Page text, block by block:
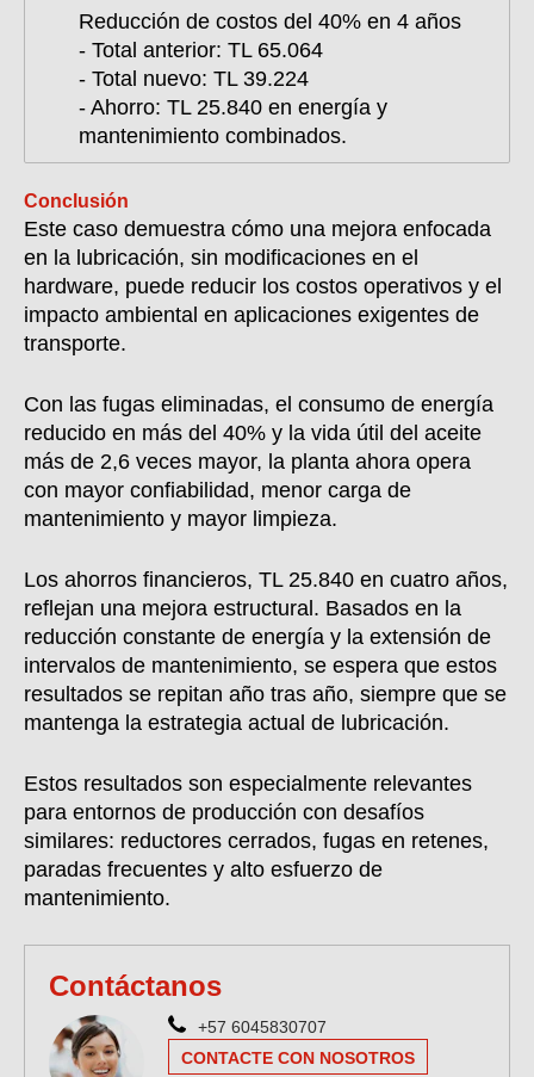
Reducción de costos del 40% en 4 años
- Total anterior: TL 65.064
- Total nuevo: TL 39.224
- Ahorro: TL 25.840 en energía y
mantenimiento combinados.
Conclusión
Este caso demuestra cómo una mejora enfocada
en la lubricación, sin modificaciones en el
hardware, puede reducir los costos operativos y el
impacto ambiental en aplicaciones exigentes de
transporte.
Con las fugas eliminadas, el consumo de energía
reducido en más del 40% y la vida útil del aceite
más de 2,6 veces mayor, la planta ahora opera
con mayor confiabilidad, menor carga de
mantenimiento y mayor limpieza.
Los ahorros financieros, TL 25.840 en cuatro años,
reflejan una mejora estructural. Basados en la
reducción constante de energía y la extensión de
intervalos de mantenimiento, se espera que estos
resultados se repitan año tras año, siempre que se
mantenga la estrategia actual de lubricación.
Estos resultados son especialmente relevantes
para entornos de producción con desafíos
similares: reductores cerrados, fugas en retenes,
paradas frecuentes y alto esfuerzo de
mantenimiento.
Contáctanos
+57 6045830707
CONTACTE CON NOSOTROS